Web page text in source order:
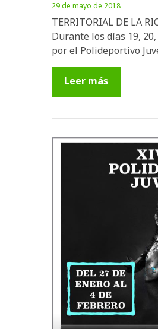
29 de mayo de 2018
TERRITORIAL DE LA
Durante los días 19,
por el Polideportivo
Leer más